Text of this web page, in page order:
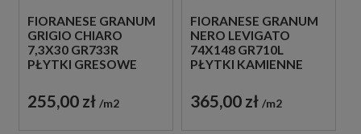
FIORANESE GRANUM
GRIGIO CHIARO
7,3X30 GR733R
PŁYTKI GRESOWE
255,00 zł m2
FIORANESE GRANUM
NERO LEVIGATO
74X148 GR710L
PŁYTKI KAMIENNE
365,00 zł m2